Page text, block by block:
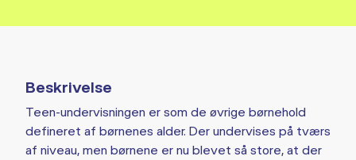
Beskrivelse
Teen-undervisningen er som de øvrige børnehold
defineret af børnenes alder. Der undervises på tværs
af niveau, men børnene er nu blevet så store, at der